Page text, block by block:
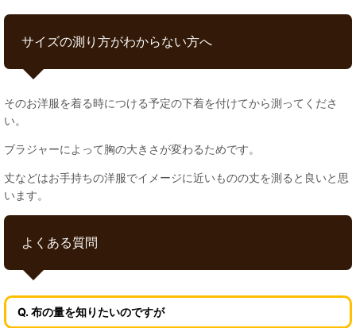
サイズの測り方がわからない方へ
そのお洋服を着る時につける予定の下着を付けてから測ってくださ
い。
ブラジャーによって胸の大きさが変わるためです。
丈などはお手持ちの洋服でイメージに近いものの丈を測ると良いと思
います。
よくある質問
Q. 布の量を知りたいのですが